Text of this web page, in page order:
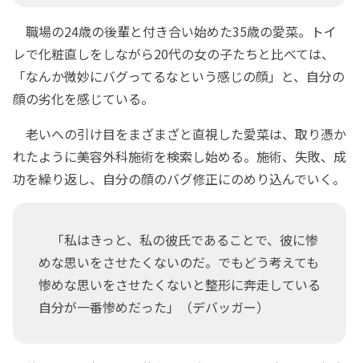
職場の24歳の後輩と付き合い始めた35歳の愛菜。トイ
レで化粧直しをしながら20代の女の子たちと比べては、
「なんか微妙にバグってるなという感じの顔」と、自分の
顔の劣化を感じている。
老いへの引け目をまざまざと直視した愛菜は、取り憑か
れたように美容外科施術を検索し始める。施術、失敗、成
功を繰り返し、自分の顔のバグ修正にのめり込んでいく。
「私はきっと、私の彼氏であることで、彼に惨
めな思いをさせたくないのだ。でもどう考えても
惨めな思いをさせたくないと整形に奔走している
自分が一番惨めだった」（デバッガー）